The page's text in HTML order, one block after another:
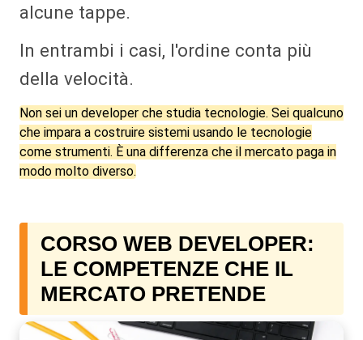
alcune tappe.
In entrambi i casi, l'ordine conta più
della velocità.
Non sei un developer che studia tecnologie. Sei qualcuno
che impara a costruire sistemi usando le tecnologie
come strumenti. È una differenza che il mercato paga in
modo molto diverso.
CORSO WEB DEVELOPER:
LE COMPETENZE CHE IL
MERCATO PRETENDE